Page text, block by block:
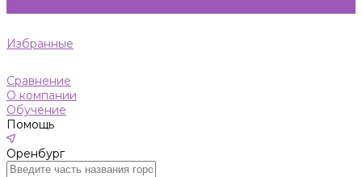
Избранные
Сравнение
О компании
Обучение
Помощь
Оренбург